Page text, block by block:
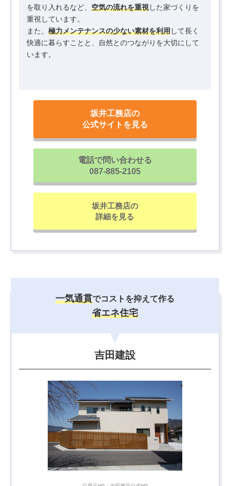
を取り入れるなど、 空気の流れを重視した家づくりを
重視しています。
また、 極力メンテナンスの少ない素材を利用して長く
快適に暮らすことと、自然とのつながりを大切にして
います。
坂井工務店の
公式サイトを見る
電話で問い合わせる
087-885-2105
坂井工務店の
詳細を見る
一気通貫でコストを抑えて作る
省エネ住宅
吉田建設